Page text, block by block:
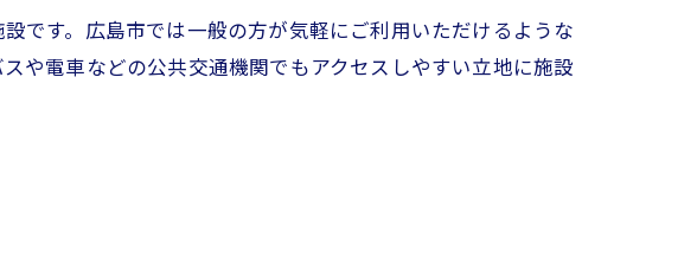
です。広島市では一般の方が気軽にご利用いただけるような
や電車などの公共交通機関でもアクセスしやすい立地に施設